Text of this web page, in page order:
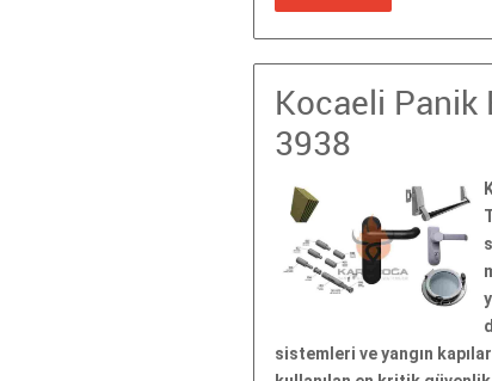
Kocaeli Panik
3938
sistemleri ve yangın